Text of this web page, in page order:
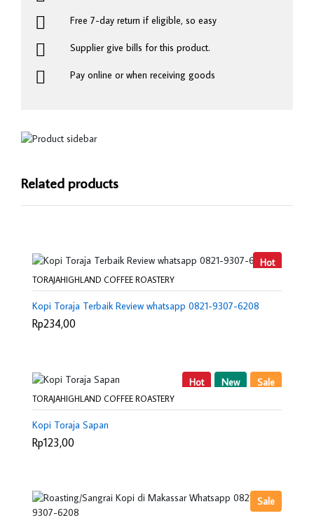
Free 7-day return if eligible, so easy
Supplier give bills for this product.
Pay online or when receiving goods
Related products
Hot
TORAJAHIGHLAND COFFEE ROASTERY
Kopi Toraja Terbaik Review whatsapp 0821-9307-6208
Rp234,00
Hot New Sale
TORAJAHIGHLAND COFFEE ROASTERY
Kopi Toraja Sapan
Rp123,00
Sale